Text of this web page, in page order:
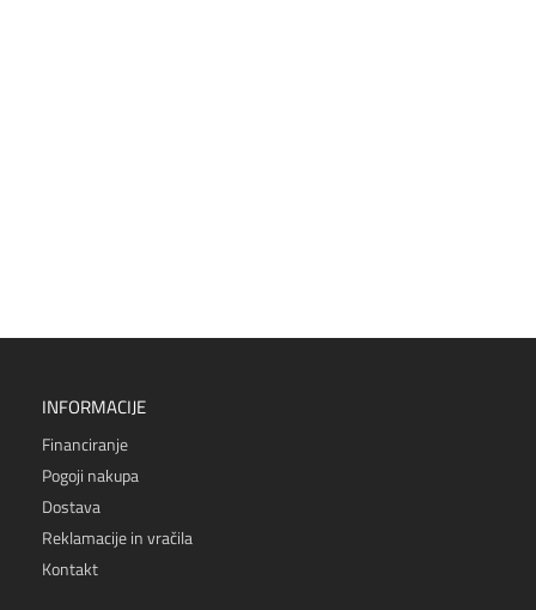
INFORMACIJE
Financiranje
Pogoji nakupa
Dostava
Reklamacije in vračila
Kontakt